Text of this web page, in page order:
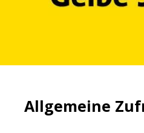
Allgemeine